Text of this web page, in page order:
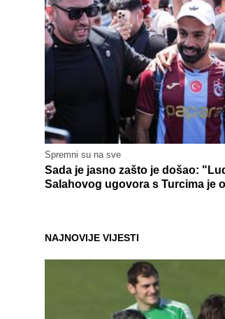
Spremni su na sve
Sada je jasno zašto je došao:
Salahovog ugovora s Turcima je
NAJNOVIJE VIJESTI